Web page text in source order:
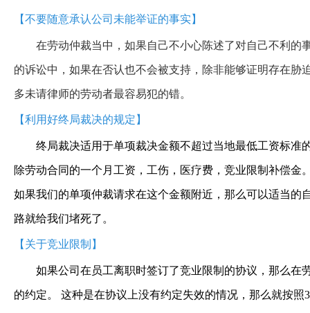
【不要随意承认公司未能举证的事实】
在劳动仲裁当中，如果自己不小心陈述了对自己不利的
的诉讼中，如果在否认也不会被支持，除非能够证明存在
多未请律师的劳动者最容易犯的错。
【利用好终局裁决的规定】
终局裁决适用于单项裁决金额不超过当地最低工资标准
除劳动合同的一个月工资，工伤，医疗费，竞业限制补偿
如果我们的单项仲裁请求在这个金额附近，那么可以适当
路就给我们堵死了。
【关于竞业限制】
如果公司在员工离职时签订了竞业限制的协议，那么在
的约定。 这种是在协议上没有约定失效的情况，那么就按